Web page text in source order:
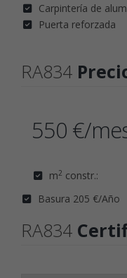
Carpintería de
Puerta reforzada
RA834
550 €/
m2 constr.:
Basura 205 €/Año
RA834